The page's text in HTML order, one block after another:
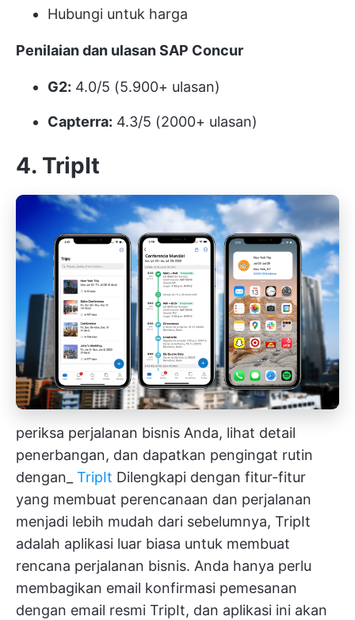
Hubungi untuk harga
Penilaian dan ulasan SAP Concur
G2: 4.0/5 (5.900+ ulasan)
Capterra: 4.3/5 (2000+ ulasan)
4. TripIt
periksa perjalanan bisnis Anda, lihat detail
penerbangan, dan dapatkan pengingat rutin
dengan_ TripIt Dilengkapi dengan fitur-fitur
yang membuat perencanaan dan perjalanan
menjadi lebih mudah dari sebelumnya, TripIt
adalah aplikasi luar biasa untuk membuat
rencana perjalanan bisnis. Anda hanya perlu
membagikan email konfirmasi pemesanan
dengan email resmi TripIt, dan aplikasi ini akan